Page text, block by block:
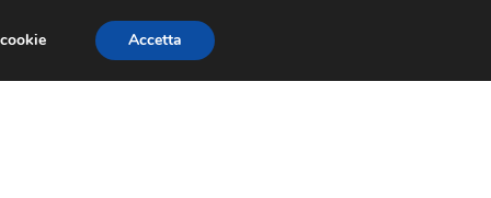
TORTE PER BAMBINI
Accetta